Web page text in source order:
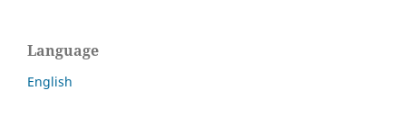
Language
English